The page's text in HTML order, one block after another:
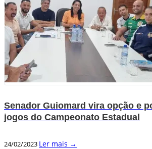
Senador Guiomard vira opção e
jogos do Campeonato Estadual
24/02/2023 Ler mais →